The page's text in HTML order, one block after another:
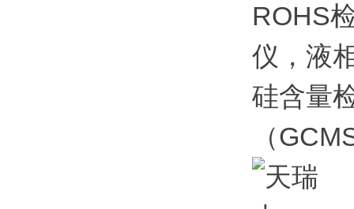
ROHS
仪，液
硅含量
（